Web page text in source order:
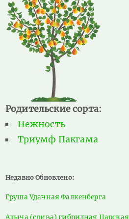
Родительские сорта:
Нежность
Триумф Пакгама
Недавно Обновлено:
Груша Удачная Фалкенберга